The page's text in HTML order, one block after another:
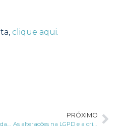
clique aqui.
PRÓXIMO